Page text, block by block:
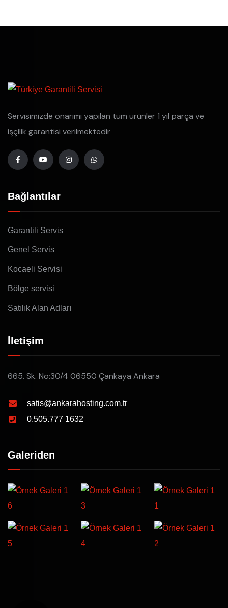
Servisimizde onarımı yapılan tüm ürünler 1 yıl parça ve
işçilik garantisi verilmektedir
Bağlantılar
Garantili Servis
Genel Servis
Kocaeli Servisi
Bölge servisi
Satılık Alan Adları
İletişim
665. Sk. No:30/4 06550 Çankaya Ankara
satis@ankarahosting.com.tr
0.505.777 1632
Galeriden